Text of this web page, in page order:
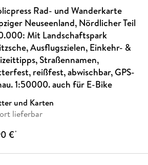
Rad- und Wanderkarte
Neuseenland, Nördlicher Teil
Mit Landschaftspark
Ausflugszielen, Einkehr- &
Straßennamen,
reißfest, abwischbar, GPS-
1:50000. auch für E-Bike
und Karten
lieferbar
€*